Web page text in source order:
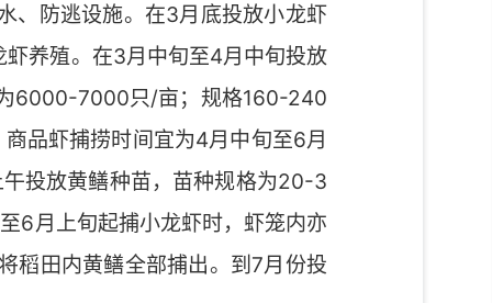
、防逃设施。在3月底投放小龙虾
养殖。在3月中旬至4月中旬投放
6000-7000只/亩；规格160-240
品虾捕捞时间宜为4月中旬至6月
投放黄鳝种苗，苗种规格为20-3
6月上旬起捕小龙虾时，虾笼内亦
稻田内黄鳝全部捕出。到7月份投